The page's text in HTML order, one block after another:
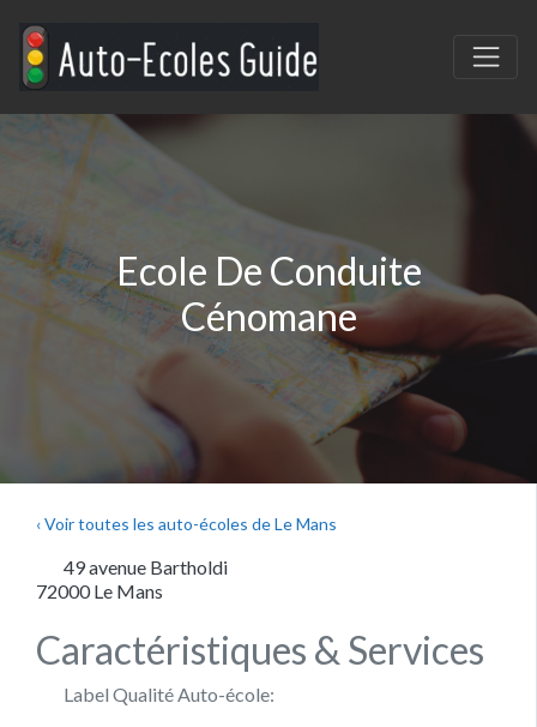
Ecole De Conduite
Cénomane
‹ Voir toutes les auto-écoles de Le Mans
49 avenue Bartholdi
72000 Le Mans
Caractéristiques & Services
Label Qualité Auto-école: